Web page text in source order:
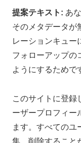
提案テキスト: あ
そのメタデータが
レーションキュー
フォローアップの
ようにするためで
このサイトに登録
ーザープロフィー
ます。すべてのユ
集、削除すること